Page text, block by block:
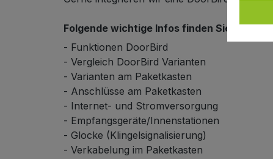
Schließsystem
Folgende wichtige Infos finden Sie in
- Funktionen DoorBird
- Vergleich DoorBird Varianten
- Varianten am Paketkasten
- Anschlüsse am Paketkasten
- Internet- und Stromversorgung
- Empfangsgeräte/Innenstationen
- Glocke (Klingelsignalisierung)
- Verkabelung im Paketkasten